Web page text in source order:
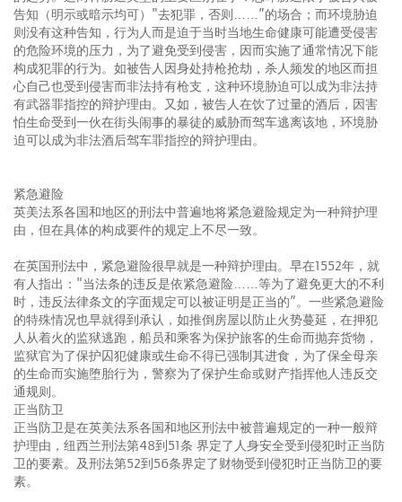
告知（明示或暗示均可）"去犯罪，否则……”的场合；而环境胁迫
则没有这种告知，行为人而是迫于当时当地生命健康可能遭受侵害
的危险环境的压力，为了避免受到侵害，因而实施了通常情况下能
构成犯罪的行为。如被告人因身处持枪抢劫，杀人频发的地区而担
心自己也受到侵害而非法持有枪支，这种环境胁迫可以成为非法持
有武器罪指控的辩护理由。又如，被告人在饮了过量的酒后，因害
怕生命受到一伙在街头闹事的暴徒的威胁而驾车逃离该地，环境胁
迫可以成为非法酒后驾车罪指控的辩护理由。
紧急避险
英美法系各国和地区的刑法中普遍地将紧急避险规定为一种辩护理
由，但在具体的构成要件的规定上不尽一致。
在英国刑法中，紧急避险很早就是一种辩护理由。早在1552年，就
有人指出："当法条的违反是依紧急避险……等为了避免更大的不利
时，违反法律条文的字面规定可以被证明是正当的”。一些紧急避险
的特殊情况也早就得到承认，如推倒房屋以防止火势蔓延，在押犯
人从着火的监狱逃跑，船员和乘客为保护旅客的生命而抛弃货物，
监狱官为了保护囚犯健康或生命不得已强制其进食，为了保全母亲
的生命而实施堕胎行为，警察为了保护生命或财产指挥他人违反交
通规则。
正当防卫
正当防卫是在英美法系各国和地区刑法中被普遍规定的一种一般辩
护理由，纽西兰刑法第48到51条 界定了人身安全受到侵犯时正当防
卫的要素。及刑法第52到56条界定了财物受到侵犯时正当防卫的要
素。